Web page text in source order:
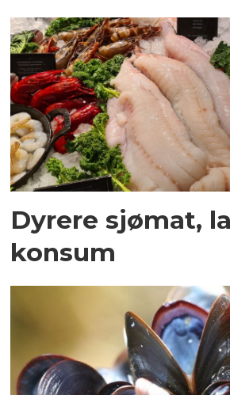
Dyrere sjømat,
konsum